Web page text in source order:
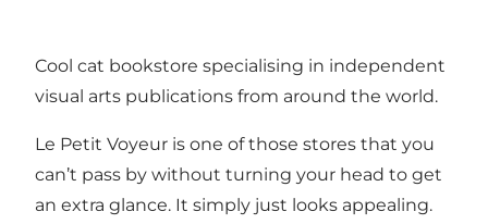
Cool cat bookstore specialising in independent
visual arts publications from around the world.
Le Petit Voyeur is one of those stores that you
can’t pass by without turning your head to get
an extra glance. It simply just looks appealing.